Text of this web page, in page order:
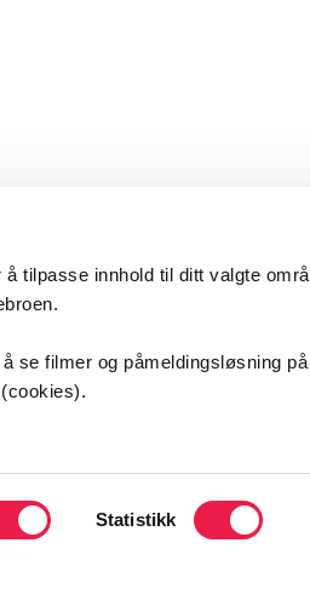
tilpasse innhold til ditt valgte
se filmer og påmeldingsløsning
Statistikk
HF